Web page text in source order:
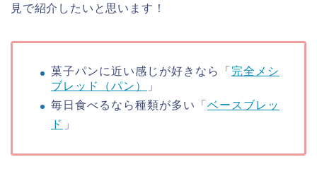
見で紹介したいと思います！
菓子パンに近い感じが好きなら「 完全メシ
ブレッド（パン）
」
毎日食べるなら種類が多い「 ベースブレッ
ド 」